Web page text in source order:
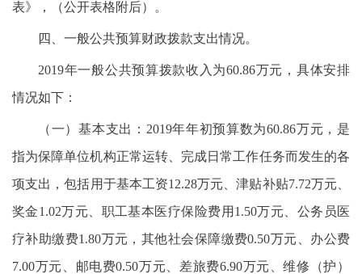
表》，（公开表格附后）。
四、一般公共预算财政拨款支出情况。
2019年一般公共预算拨款收入为60.86万元，具体安排
情况如下：
（一）基本支出：2019年年初预算数为60.86万元，是
指为保障单位机构正常运转、完成日常工作任务而发生的各
项支出，包括用于基本工资12.28万元、津贴补贴7.72万元、
奖金1.02万元、职工基本医疗保险费用1.50万元、公务员医
疗补助缴费1.80万元，其他社会保障缴费0.50万元、办公费
7.00万元、邮电费0.50万元、差旅费6.90万元、维修（护）